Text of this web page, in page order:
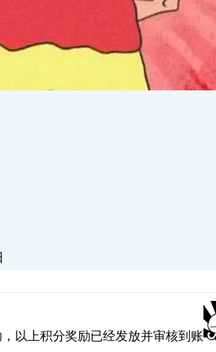
以上积分奖励已经发放并审核到账